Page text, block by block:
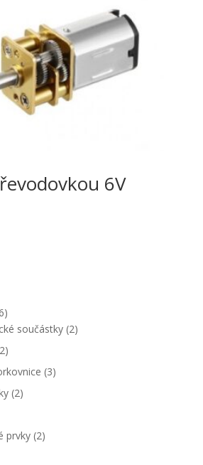
6V
16
produktů
součástky 22
2
produkty
33
22
prvky 22